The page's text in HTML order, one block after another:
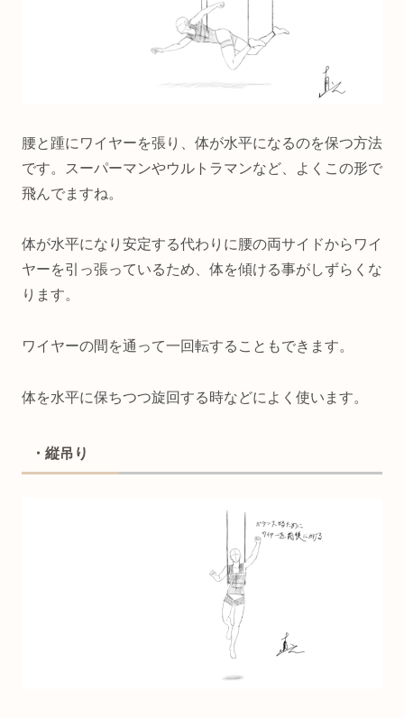
腰と踵にワイヤーを張り、体が水平になるのを保つ方法
です。スーパーマンやウルトラマンなど、よくこの形で
飛んでますね。
体が水平になり安定する代わりに腰の両サイドからワイ
ヤーを引っ張っているため、体を傾ける事がしずらくな
ります。
ワイヤーの間を通って一回転することもできます。
体を水平に保ちつつ旋回する時などによく使います。
・縦吊り